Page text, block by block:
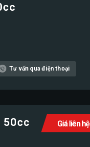
Tư vấn qua điện thoại
Giá liên hệ
50cc